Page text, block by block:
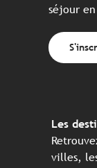
séjour
Les
villes,